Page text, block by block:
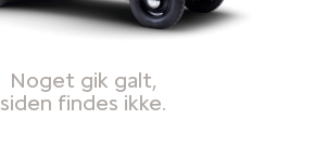
Noget gik galt,
siden findes ikke.